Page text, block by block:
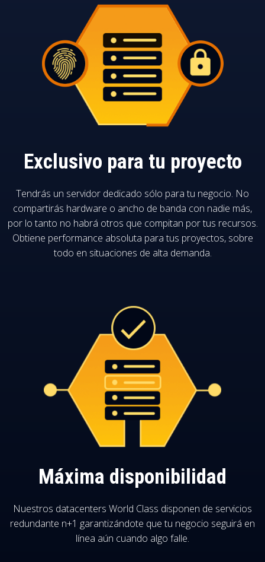
Exclusivo para tu proyecto
Tendrás un servidor dedicado sólo para tu negocio. No
compartirás hardware o ancho de banda con nadie más,
por lo tanto no habrá otros que compitan por tus recursos.
Obtiene performance absoluta para tus proyectos, sobre
todo en situaciones de alta demanda.
Máxima disponibilidad
Nuestros datacenters World Class disponen de servicios
redundante n+1 garantizándote que tu negocio seguirá en
línea aún cuando algo falle.